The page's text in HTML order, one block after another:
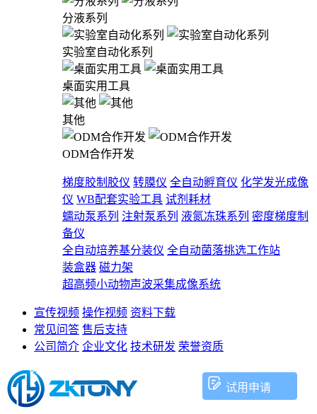
分液系列
实验室自动化系列
桌面实用工具
其他
ODM合作开发
梯度胶制胶仪 转膜仪 全自动孵育仪 化学发光成像
仪 WB配套实验工具 试剂耗材
蠕动泵系列 注射泵系列 液氮冻珠系列 密度梯度制
备仪
全自动培养基分装仪 全自动菌落挑选工作站
装盒器 磁力架
超高频小动物声波采集成像系统
宣传视频 操作视频 资料下载
常见问答 售后支持
公司简介 企业文化 技术研发 荣誉资质
试用申请